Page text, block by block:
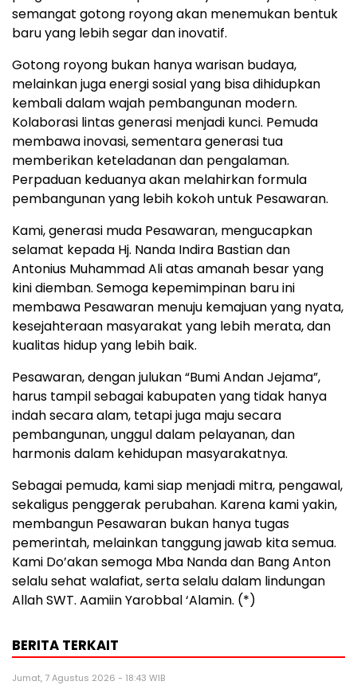
semangat gotong royong akan menemukan bentuk
baru yang lebih segar dan inovatif.
Gotong royong bukan hanya warisan budaya,
melainkan juga energi sosial yang bisa dihidupkan
kembali dalam wajah pembangunan modern.
Kolaborasi lintas generasi menjadi kunci. Pemuda
membawa inovasi, sementara generasi tua
memberikan keteladanan dan pengalaman.
Perpaduan keduanya akan melahirkan formula
pembangunan yang lebih kokoh untuk Pesawaran.
Kami, generasi muda Pesawaran, mengucapkan
selamat kepada Hj. Nanda Indira Bastian dan
Antonius Muhammad Ali atas amanah besar yang
kini diemban. Semoga kepemimpinan baru ini
membawa Pesawaran menuju kemajuan yang nyata,
kesejahteraan masyarakat yang lebih merata, dan
kualitas hidup yang lebih baik.
Pesawaran, dengan julukan “Bumi Andan Jejama”,
harus tampil sebagai kabupaten yang tidak hanya
indah secara alam, tetapi juga maju secara
pembangunan, unggul dalam pelayanan, dan
harmonis dalam kehidupan masyarakatnya.
Sebagai pemuda, kami siap menjadi mitra, pengawal,
sekaligus penggerak perubahan. Karena kami yakin,
membangun Pesawaran bukan hanya tugas
pemerintah, melainkan tanggung jawab kita semua.
Kami Do’akan semoga Mba Nanda dan Bang Anton
selalu sehat walafiat, serta selalu dalam lindungan
Allah SWT. Aamiin Yarobbal ‘Alamin. (*)
BERITA TERKAIT
Jumat, 7 Agustus 2026 - 18:43 WIB